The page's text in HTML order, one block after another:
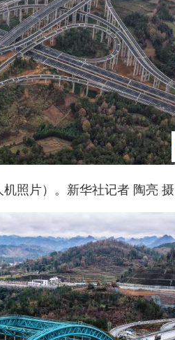
照片）。新华社记者 陶亮 摄